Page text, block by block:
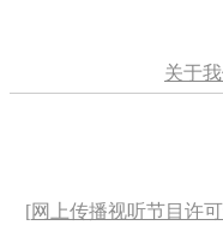
关于
[网上传播视听节目许可